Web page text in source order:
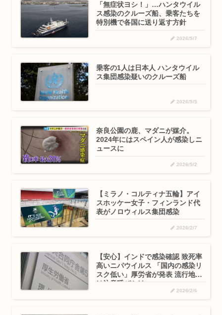
「無症状ヨシ！」…ハンタウイル
ス感染のクルーズ船、乗客たちを
特別機で各国に送り返す方針
2026/5/7
乗客の1人は日本人 ハンタウイル
ス集団感染疑いのクルーズ船
2026/5/5
奈良公園の鹿、マダニが媒介。
2024年にはスペイン人が感染しニ
ュースに
2026/5/2
【ミラノ・コルティナ五輪】アイ
スホッケー女子・フィンランド代
表がノロウィルス集団感染
2026/2/7
【安心】インドで感染確認 致死率
高いニパウイルス 「国内の感染リ
スク低い」厚労省が発表 流行地で
は注意呼びかけ
2026/2/6